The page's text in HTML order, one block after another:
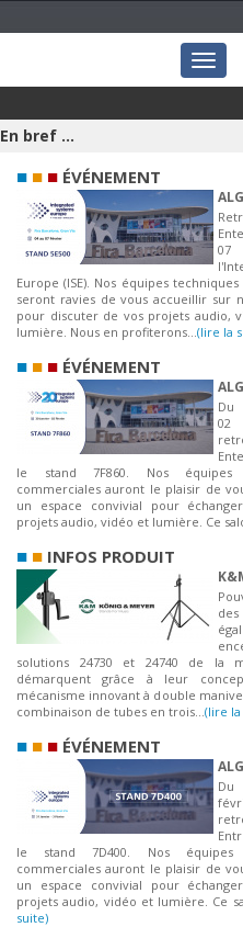
En bref ...
■ ■ ■ ÉVÉNEMENT
07
Europe (ISE). Nos équipes
seront ravies de vous accueillir sur
pour discuter de vos projets audio,
lumière. Nous en profiterons...(lire la
■ ■ ■ ÉVÉNEMENT
02
le stand 7F860. Nos équipes
commerciales auront le plaisir de
un espace convivial pour
projets audio, vidéo et lumière. Ce
■ ■ INFOS PRODUIT
solutions 24730 et 24740 de la
démarquent grâce à leur
mécanisme innovant à double
combinaison de tubes en trois...(lire
■ ■ ■ ÉVÉNEMENT
Du
le stand 7D400. Nos équipes
commerciales auront le plaisir de
un espace convivial pour
projets audio, vidéo et lumière. Ce
suite)